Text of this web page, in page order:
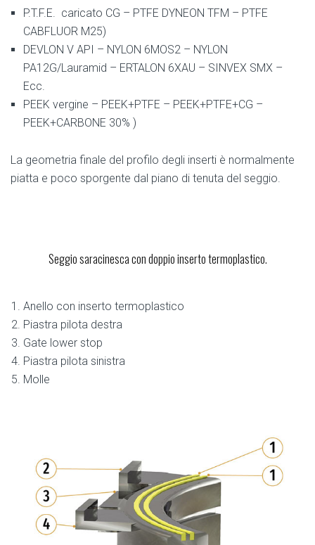
P.T.F.E. caricato CG – PTFE DYNEON TFM – PTFE
CABFLUOR M25)
DEVLON V API – NYLON 6MOS2 – NYLON
PA12G/Lauramid – ERTALON 6XAU – SINVEX SMX –
Ecc.
PEEK vergine – PEEK+PTFE – PEEK+PTFE+CG –
PEEK+CARBONE 30% )
La geometria finale del profilo degli inserti è normalmente
piatta e poco sporgente dal piano di tenuta del seggio.
Seggio saracinesca con doppio inserto termoplastico.
Anello con inserto termoplastico
Piastra pilota destra
Gate lower stop
Piastra pilota sinistra
Molle